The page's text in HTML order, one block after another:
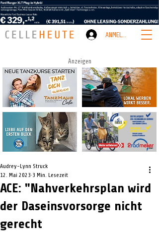
ANMELDEN
Anzeigen
ACE: "Nahverkehrsplan wird
der Daseinsvorsorge nicht
gerecht
Audrey-Lynn Struck
12. Mai 2023 3 Min. Lesezeit